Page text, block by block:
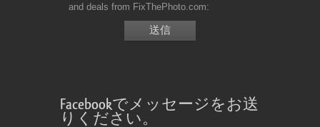
and deals from FixThePhoto.com
Facebookでメッセージをお送
りください。